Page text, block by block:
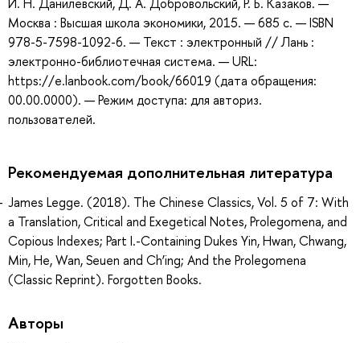
И. Н. Данилевский, Д. А. Добровольский, Р. Б. Казаков. —
Москва : Высшая школа экономики, 2015. — 685 с. — ISBN
978-5-7598-1092-6. — Текст : электронный // Лань :
электронно-библиотечная система. — URL:
https://e.lanbook.com/book/66019 (дата обращения:
00.00.0000). — Режим доступа: для авториз.
пользователей.
Рекомендуемая дополнительная литература
James Legge. (2018). The Chinese Classics, Vol. 5 of 7: With
a Translation, Critical and Exegetical Notes, Prolegomena, and
Copious Indexes; Part I.-Containing Dukes Yin, Hwan, Chwang,
Min, He, Wan, Seuen and Ch’ing; And the Prolegomena
(Classic Reprint). Forgotten Books.
Авторы